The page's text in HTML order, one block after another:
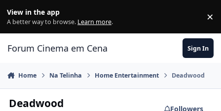
View in the app
A better way to browse. Learn more. ×
Forum Cinema em Cena Sign In
Home Na Telinha Home Entertainment Deadwood
Deadwood
Followers